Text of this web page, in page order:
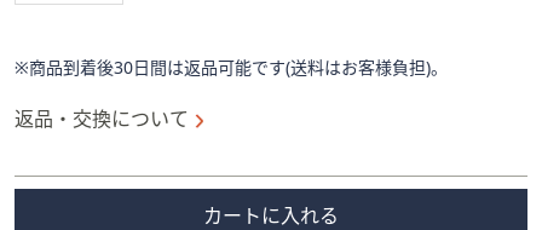
※商品到着後30日間は返品可能です(送料はお客様負担)。
返品・交換について
カートに入れる